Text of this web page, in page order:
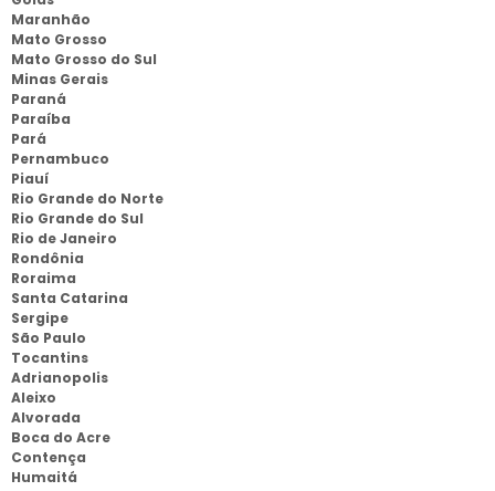
Maranhão
Mato Grosso
Mato Grosso do Sul
Minas Gerais
Paraná
Paraíba
Pará
Pernambuco
Piauí
Rio Grande do Norte
Rio Grande do Sul
Rio de Janeiro
Rondônia
Roraima
Santa Catarina
Sergipe
São Paulo
Tocantins
Adrianopolis
Aleixo
Alvorada
Boca do Acre
Contença
Humaitá